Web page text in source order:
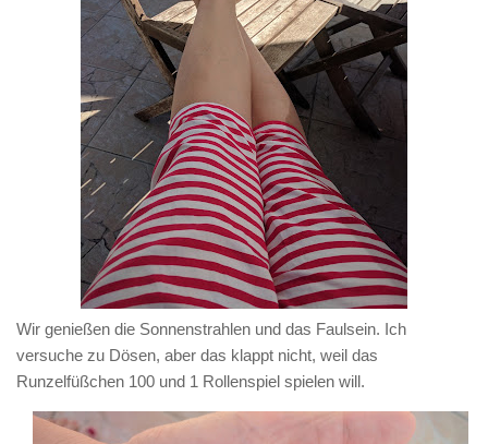
Wir genießen die Sonnenstrahlen und das Faulsein. Ich
versuche zu Dösen, aber das klappt nicht, weil das
Runzelfüßchen 100 und 1 Rollenspiel spielen will.